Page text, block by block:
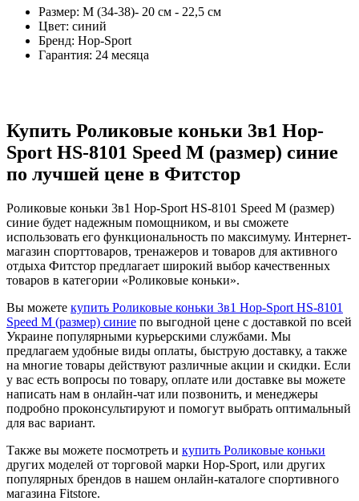
Размер: М (34-38)- 20 см - 22,5 см
Цвет: синий
Бренд: Hop-Sport
Гарантия: 24 месяца
Купить Роликовые коньки 3в1 Hop-
Sport HS-8101 Speed M (размер) синие
по лучшей цене в Фитстор
Роликовые коньки 3в1 Hop-Sport HS-8101 Speed M (размер)
синие будет надежным помощником, и вы сможете
использовать его функциональность по максимуму. Интернет-
магазин спорттоваров, тренажеров и товаров для активного
отдыха Фитстор предлагает широкий выбор качественных
товаров в категории «Роликовые коньки».
Вы можете купить Роликовые коньки 3в1 Hop-Sport HS-8101
Speed M (размер) синие по выгодной цене с доставкой по всей
Украине популярными курьерскими службами. Мы
предлагаем удобные виды оплаты, быструю доставку, а также
на многие товары действуют различные акции и скидки. Если
у вас есть вопросы по товару, оплате или доставке вы можете
написать нам в онлайн-чат или позвонить, и менеджеры
подробно проконсультируют и помогут выбрать оптимальный
для вас вариант.
Также вы можете посмотреть и купить Роликовые коньки
других моделей от торговой марки Hop-Sport, или других
популярных брендов в нашем онлайн-каталоге спортивного
магазина Fitstore.